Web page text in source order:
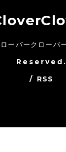
ーバークローバ
Reserved.
/ RSS